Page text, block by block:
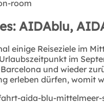
AIDAblu,
einige Reiseziele im
im
und wieder
erleben dürfen, womit